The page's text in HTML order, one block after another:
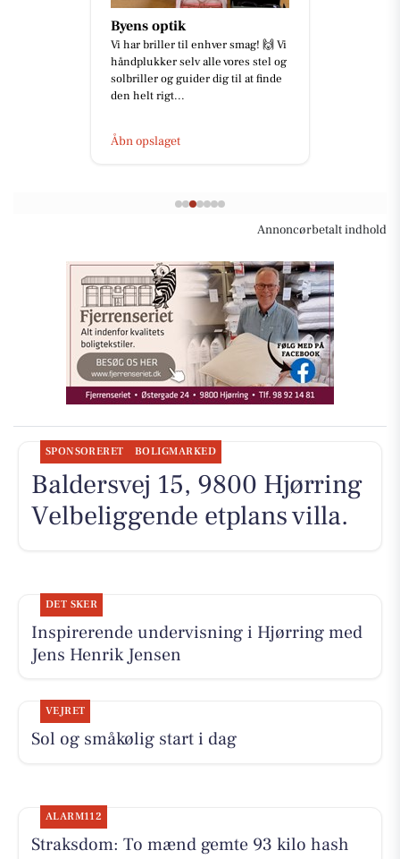
Byens optik
Vi har briller til enhver smag! 🙌 Vi
håndplukker selv alle vores stel og
solbriller og guider dig til at finde
den helt rigt...
Åbn opslaget
Annoncørbetalt indhold
SPONSORERET BOLIGMARKED
Baldersvej 15, 9800 Hjørring
Velbeliggende etplans villa.
DET SKER
Inspirerende undervisning i Hjørring med
Jens Henrik Jensen
VEJRET
Sol og småkølig start i dag
ALARM112
Straksdom: To mænd gemte 93 kilo hash